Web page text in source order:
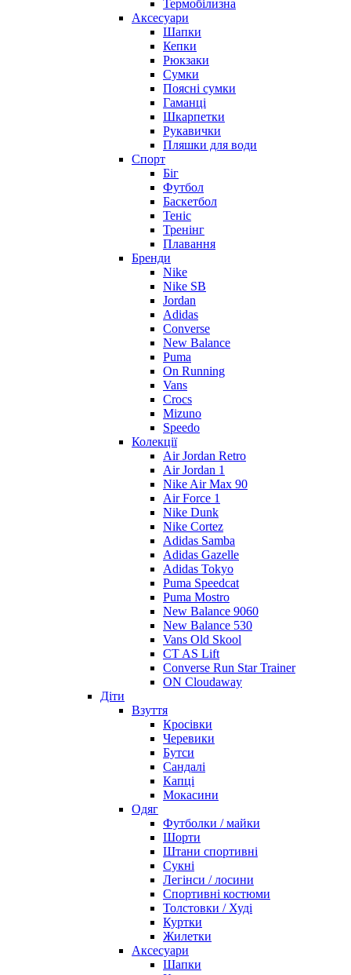
Термобілизна
Аксесуари
Шапки
Кепки
Рюкзаки
Сумки
Поясні сумки
Гаманці
Шкарпетки
Рукавички
Пляшки для води
Спорт
Біг
Футбол
Баскетбол
Теніс
Тренінг
Плавання
Бренди
Nike
Nike SB
Jordan
Adidas
Converse
New Balance
Puma
On Running
Vans
Crocs
Mizuno
Speedo
Колекції
Air Jordan Retro
Air Jordan 1
Nike Air Max 90
Air Force 1
Nike Dunk
Nike Cortez
Adidas Samba
Adidas Gazelle
Adidas Tokyo
Puma Speedcat
Puma Mostro
New Balance 9060
New Balance 530
Vans Old Skool
CT AS Lift
Converse Run Star Trainer
ON Cloudaway
Діти
Взуття
Кросівки
Черевики
Бутси
Сандалі
Капці
Мокасини
Одяг
Футболки / майки
Шорти
Штани спортивні
Сукні
Легінси / лосини
Спортивні костюми
Толстовки / Худі
Куртки
Жилетки
Аксесуари
Шапки